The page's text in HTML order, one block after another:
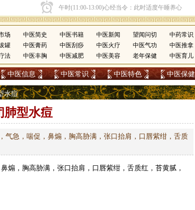
场 中医简史 中医书籍 中医新闻 望闻问切 中药常识
罐 中医膏药 中医刮痧 中医火疗 中医气功 中医推拿
法 中医丰胸 中医减肥 中医美容 老年保健 中医育儿
中医信息 中医常识 中医特色 中医保健
水痘
肺型水痘
气急，喘促，鼻煽，胸高胁满，张口抬肩，口唇紫绀，舌质
煽，胸高胁满，张口抬肩，口唇紫绀，舌质红，苔黄腻，